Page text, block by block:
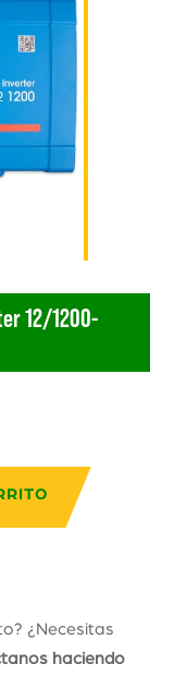
12/1200-
¿Necesitas
haciendo